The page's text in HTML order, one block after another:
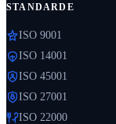
STANDARDE
ISO 9001
ISO 14001
ISO 45001
ISO 27001
ISO 22000